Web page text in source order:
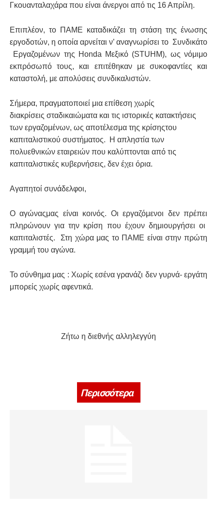
Γκουανταλαχάρα που είναι άνεργοι από τις 16 Απρίλη.
Επιπλέον, το ΠΑΜΕ καταδικάζει τη στάση της ένωσης
εργοδοτών, η οποία αρνείται ν’ αναγνωρίσει το Συνδικάτο
Εργαζομένων της Honda Μεξικό (STUHM), ωςνόμιμο
εκπρόσωπότους, και επιτέθηκαν με συκοφαντίες και
καταστολή, με απολύσεις συνδικαλιστών.
Σήμερα, πραγματοποιεί μια επίθεση χωρίς
διακρίσεις σταδικαιώματα και τις ιστορικές κατακτήσεις
των εργαζομένων, ως αποτέλεσμα της κρίσηςτου
καπιταλιστικού συστήματος. Η απληστία των
πολυεθνικών εταιρειών που καλύπτονται από τις
καπιταλιστικές κυβερνήσεις, δεν έχει όρια.
Αγαπητοί συνάδελφοι,
Ο αγώναςμας είναι κοινός. Οι εργαζόμενοι δεν πρέπει
πληρώνουνγια την κρίση που έχουν δημιουργήσειοι
καπιταλιστές.
Στη χώρα μας το ΠΑΜΕ είναι στην πρώτη
γραμμή του αγώνα.
Το σύνθημα μας : Χωρίς εσένα γρανάζι δεν γυρνά- εργάτη
μπορείς χωρίς αφεντικά.
Ζήτω η διεθνής αλληλεγγύη
Περισσότερα